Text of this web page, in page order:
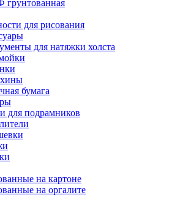
для рисования
для натяжки холста
бумага
для подрамников
на картоне
на оргалите